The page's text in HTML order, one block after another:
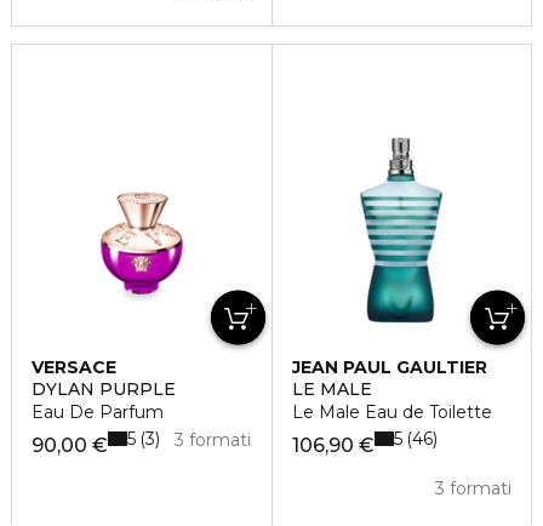
VERSACE
DYLAN PURPLE
Eau De Parfum
90,00 € 3 formati
5 3
JEAN PAUL GAULTIER
LE MALE
Le Male Eau de Toilette
106,90 €
3 formati
5 46